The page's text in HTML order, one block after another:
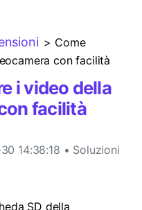
> Come
con facilità
i video della
facilità
14:38:18 • Soluzioni
SD della